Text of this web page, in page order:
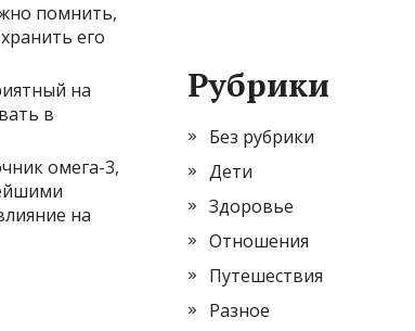
помнить,
его
на
в
омега-3,
на
Рубрики
Без рубрики
Дети
Здоровье
Отношения
Путешествия
Разное